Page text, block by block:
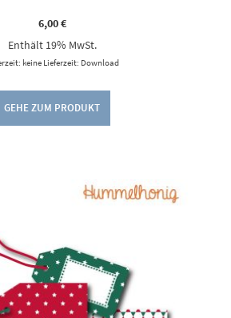
6,00€
Enthält 19% MwSt.
keine Lieferzeit: Download
GEHE ZUM PRODUKT